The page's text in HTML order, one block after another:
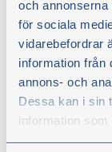
och
för sociala
vidarebefordrar
information från
annons- och
Dessa kan i sin
information